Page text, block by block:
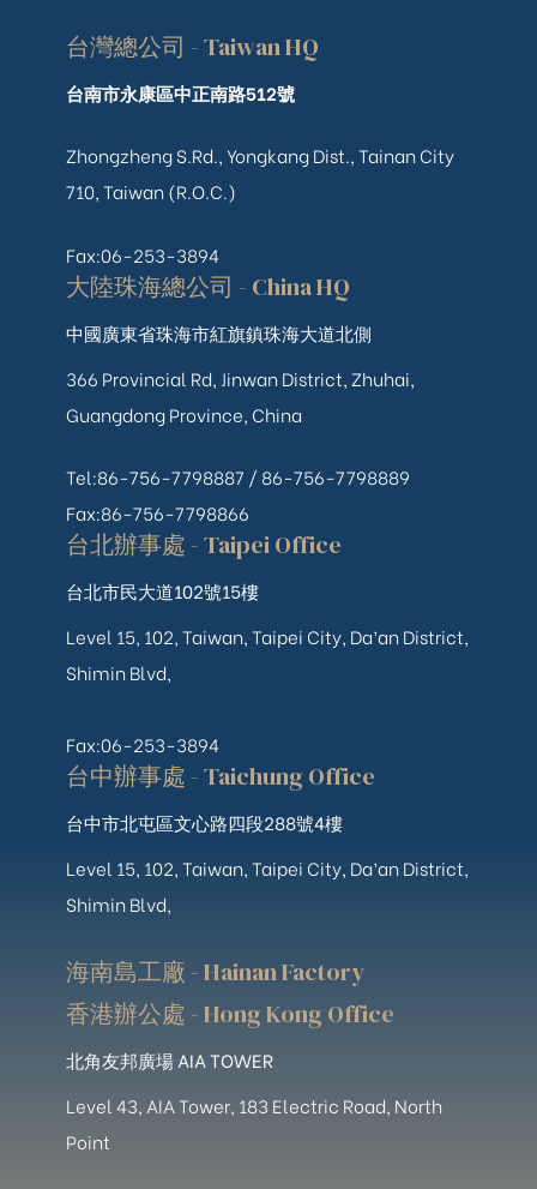
台灣總公司 - Taiwan HQ
台南市永康區中正南路512號
Zhongzheng S.Rd., Yongkang Dist., Tainan City
710, Taiwan (R.O.C.)
Fax:06-253-3894
大陸珠海總公司 - China HQ
中國廣東省珠海市紅旗鎮珠海大道北側
366 Provincial Rd, Jinwan District, Zhuhai,
Guangdong Province, China
Tel:86-756-7798887 / 86-756-7798889
Fax:86-756-7798866
台北辦事處 - Taipei Office
台北市民大道102號15樓
Level 15, 102, Taiwan, Taipei City, Da’an District,
Shimin Blvd,
Fax:06-253-3894
台中辦事處 - Taichung Office
台中市北屯區文心路四段288號4樓
Level 15, 102, Taiwan, Taipei City, Da’an District,
Shimin Blvd,
海南島工廠 - Hainan Factory
香港辦公處 - Hong Kong Office
北角友邦廣場 AIA TOWER
Level 43, AIA Tower, 183 Electric Road, North
Point